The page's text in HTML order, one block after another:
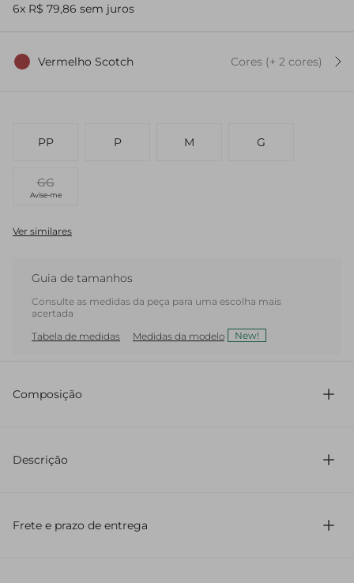
6x R$ 79,86 sem juros
Vermelho Scotch Cores (+ 2 cores)
PP P M G
GG
Avise-me
Ver similares
Guia de tamanhos
Consulte as medidas da peça para uma escolha mais
acertada
Tabela de medidas
Medidas da modelo New!
Composição
Descrição
Com modelagem legging
Comprimento longo
Frete e prazo de entrega